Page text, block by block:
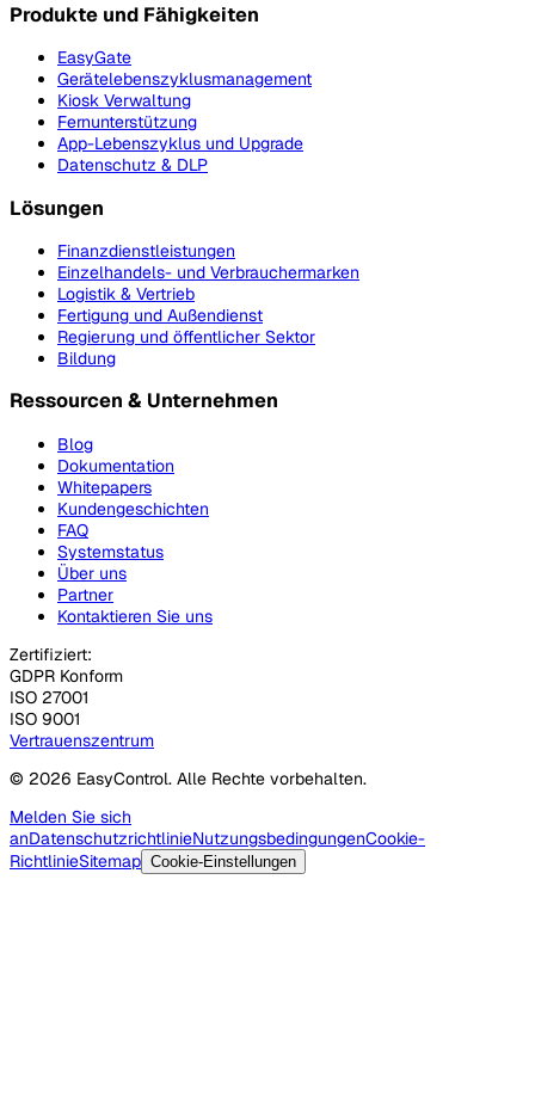
Produkte und Fähigkeiten
EasyGate
Gerätelebenszyklusmanagement
Kiosk Verwaltung
Fernunterstützung
App-Lebenszyklus und Upgrade
Datenschutz & DLP
Lösungen
Finanzdienstleistungen
Einzelhandels- und Verbrauchermarken
Logistik & Vertrieb
Fertigung und Außendienst
Regierung und öffentlicher Sektor
Bildung
Ressourcen & Unternehmen
Blog
Dokumentation
Whitepapers
Kundengeschichten
FAQ
Systemstatus
Über uns
Partner
Kontaktieren Sie uns
Zertifiziert:
GDPR Konform
ISO 27001
ISO 9001
Vertrauenszentrum
© 2026 EasyControl. Alle Rechte vorbehalten.
Melden Sie sich
anDatenschutzrichtlinieNutzungsbedingungenCookie-
RichtlinieSitemap Cookie-Einstellungen